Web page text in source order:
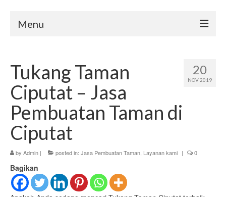
Menu
Kontak Bisnis
Niming Taman Gallery
Layanan kami
Jasa Pembuatan Saung
20
NOV 2019
Tukang Taman
Ciputat – Jasa
Pembuatan Taman di
Ciputat
by Admin | posted in: Jasa Pembuatan Taman Layanan kami | 0
Bagikan